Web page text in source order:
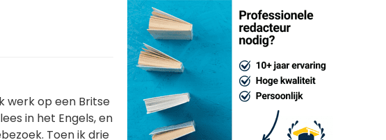
werk op een Britse
in het Engels, en
Toen ik drie